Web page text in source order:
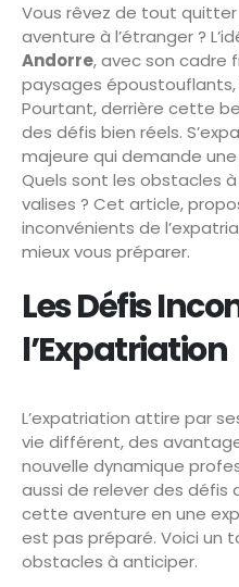
Vous rêvez de tout quitter
aventure à l’étranger ?
Andorre, avec son cadre
paysages
Pourtant, derrière cette
des défis bien réels.
majeure qui demande
Quels sont les obstacles
valises ? Cet article,
inconvénients de
mieux vous préparer.
Les Défis
l’Expatriation
L’expatriation attire par
vie différent, des
nouvelle dynamique
aussi de relever des
cette aventure en une
est pas préparé. Voici un
obstacles à anticiper.